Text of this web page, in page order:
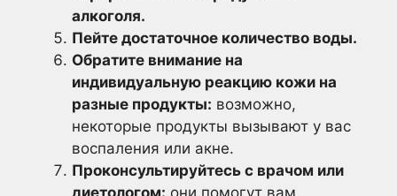
алкоголя.
Пейте достаточное количество воды.
Обратите внимание на
индивидуальную реакцию кожи на
разные продукты: возможно,
некоторые продукты вызывают у вас
воспаления или акне.
Проконсультируйтесь с врачом или
диетологом: они помогут вам